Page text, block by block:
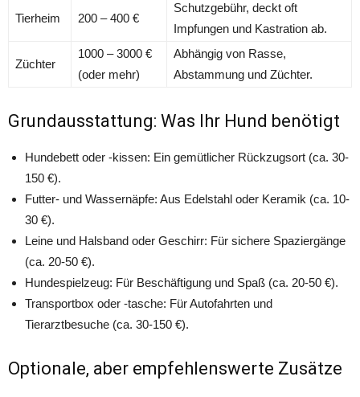
Tierheim 200 – 400 €
Schutzgebühr, deckt oft
Impfungen und Kastration ab.
Züchter
1000 – 3000 €
(oder mehr)
Abhängig von Rasse,
Abstammung und Züchter.
Grundausstattung: Was Ihr Hund benötigt
Hundebett oder -kissen: Ein gemütlicher Rückzugsort (ca. 30-
150 €).
Futter- und Wassernäpfe: Aus Edelstahl oder Keramik (ca. 10-
30 €).
Leine und Halsband oder Geschirr: Für sichere Spaziergänge
(ca. 20-50 €).
Hundespielzeug: Für Beschäftigung und Spaß (ca. 20-50 €).
Transportbox oder -tasche: Für Autofahrten und
Tierarztbesuche (ca. 30-150 €).
Optionale, aber empfehlenswerte Zusätze